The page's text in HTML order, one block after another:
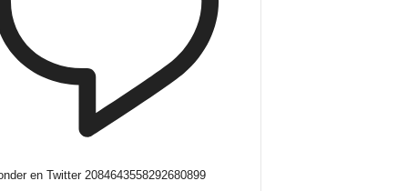
en Twitter 2084643558292680899